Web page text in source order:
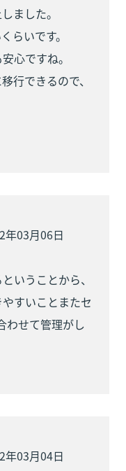
ました。
らいです。
心ですね。
行できるので、
年03月06日
いうことから、
すいことまたセ
わせて管理がし
年03月04日